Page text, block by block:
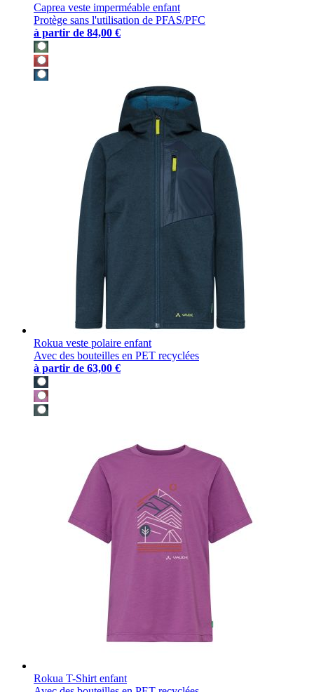
Caprea veste imperméable enfant
Protège sans l'utilisation de PFAS/PFC
à partir de 84,00 €
Rokua veste polaire enfant
Avec des bouteilles en PET recyclées
à partir de 63,00 €
Rokua T-Shirt enfant